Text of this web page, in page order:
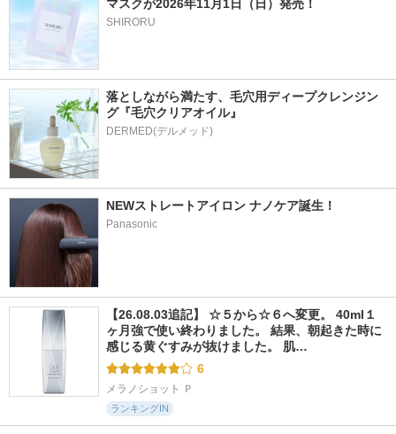
マスクが2026年11月1日（日）発売！
SHIRORU
落としながら満たす、毛穴用ディープクレンジン
グ『毛穴クリアオイル』
NEWストレートアイロン ナノケア誕生！
Panasonic
【26.08.03追記】 ☆５から☆６へ変更。 40ml１
ヶ月強で使い終わりました。 結果、朝起きた時に
感じる黄ぐすみが抜けました。 肌…
6
メラノショット Ｐ
ランキングIN